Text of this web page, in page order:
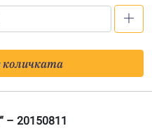
количката
– 20150811